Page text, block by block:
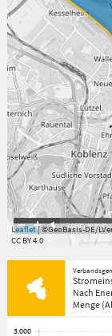
7.059°,49.813°
Leaflet| ©GeoBasis-DE/
CC BY 4.0
Nach
Menge